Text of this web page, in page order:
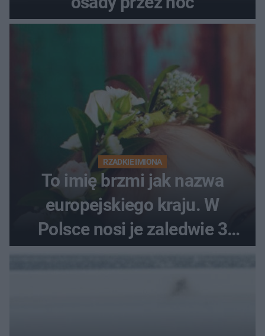
RZADKIE IMIONA
To imię brzmi jak nazwa
europejskiego kraju. W
Polsce nosi je zaledwie 3
kobiety